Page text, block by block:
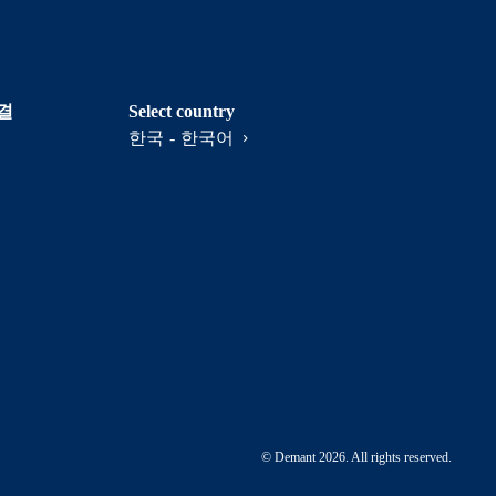
Select country
한국 - 한국어
© Demant 2026. All rights reserved.